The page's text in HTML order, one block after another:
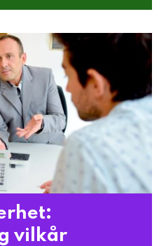
vilkår